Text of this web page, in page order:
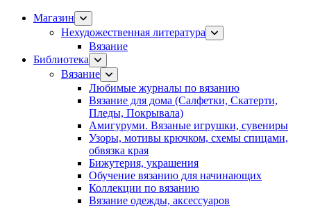
Магазин
Нехудожественная литература
Вязание
Библиотека
Вязание
Любимые журналы по вязанию
Вязание для дома (Салфетки, Скатерти,
Пледы, Покрывала)
Амигуруми. Вязаные игрушки, сувениры
Узоры, мотивы крючком, схемы спицами,
обвязка края
Бижутерия, украшения
Обучение вязанию для начинающих
Коллекции по вязанию
Вязание одежды, аксессуаров